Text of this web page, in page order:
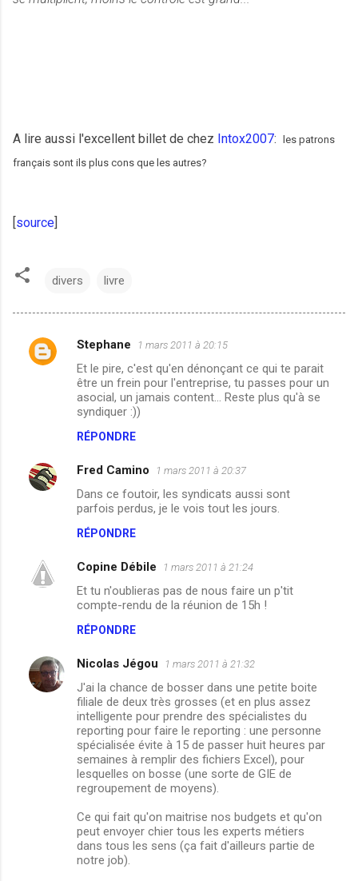
A lire aussi l'excellent billet de chez Intox2007:
les patrons
français sont ils plus cons que les autres?
[source]
divers livre
C
n
t
e
Stephane 1 mars 2011 à 20:15
Et le pire, c'est qu'en dénonçant ce qui te parait
être un frein pour l'entreprise, tu passes pour un
asocial, un jamais content... Reste plus qu'à se
syndiquer :))
RÉPONDRE
Fred Camino 1 mars 2011 à 20:37
Dans ce foutoir, les syndicats aussi sont
parfois perdus, je le vois tout les jours.
RÉPONDRE
Copine Débile 1 mars 2011 à 21:24
Et tu n'oublieras pas de nous faire un p'tit
compte-rendu de la réunion de 15h !
RÉPONDRE
Nicolas Jégou 1 mars 2011 à 21:32
J'ai la chance de bosser dans une petite boite
filiale de deux très grosses (et en plus assez
intelligente pour prendre des spécialistes du
reporting pour faire le reporting : une personne
spécialisée évite à 15 de passer huit heures par
semaines à remplir des fichiers Excel), pour
lesquelles on bosse (une sorte de GIE de
regroupement de moyens).
Ce qui fait qu'on maitrise nos budgets et qu'on
peut envoyer chier tous les experts métiers
dans tous les sens (ça fait d'ailleurs partie de
notre job).